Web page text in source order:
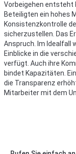
Vorbeigehen entsteht
Beteiligten ein hohes
Konsistenzkontrolle
sicherzustellen. Das
Anspruch. Im Idealfall
Einblicke in die
verfügt. Auch ihre
bindet Kapazitäten.
die Transparenz
Mitarbeiter mit dem